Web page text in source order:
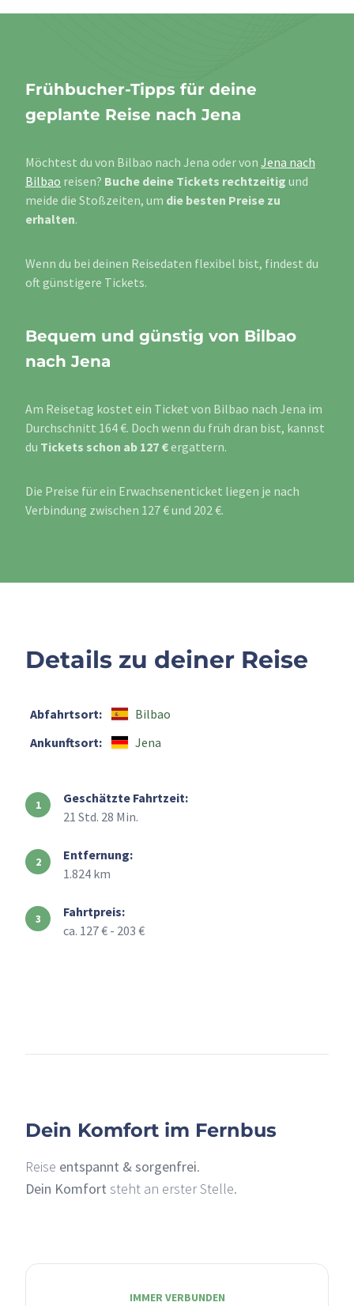
Frühbucher-Tipps für deine
geplante Reise nach Jena
Möchtest du von Bilbao nach Jena oder von Jena nach
Bilbao reisen? Buche deine Tickets rechtzeitig und
meide die Stoßzeiten, um die besten Preise zu
erhalten.
Wenn du bei deinen Reisedaten flexibel bist, findest du
oft günstigere Tickets.
Bequem und günstig von Bilbao
nach Jena
Am Reisetag kostet ein Ticket von Bilbao nach Jena im
Durchschnitt 164 €. Doch wenn du früh dran bist, kannst
du Tickets schon ab 127 €ergattern.
Die Preise für ein Erwachsenenticket liegen je nach
Verbindung zwischen 127 € und 202 €.
Details zu deiner Reise
Abfahrtsort:
Bilbao
Ankunftsort:
Jena
Geschätzte Fahrtzeit:
21 Std. 28 Min.
Entfernung:
1.824 km
Fahrtpreis:
ca. 127 € - 203 €
Dein Komfort im Fernbus
Reise entspannt & sorgenfrei.
Dein Komfort steht an erster Stelle.
IMMER VERBUNDEN